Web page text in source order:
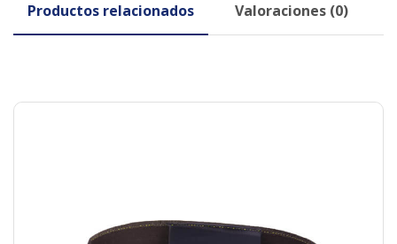
Productos relacionados Valoraciones (0)